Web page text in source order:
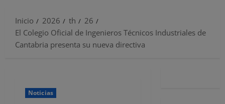
Inicio
2026 th
26
El Colegio Oficial de Ingenieros Técnicos Industriales de
Cantabria presenta su nueva directiva
Noticias